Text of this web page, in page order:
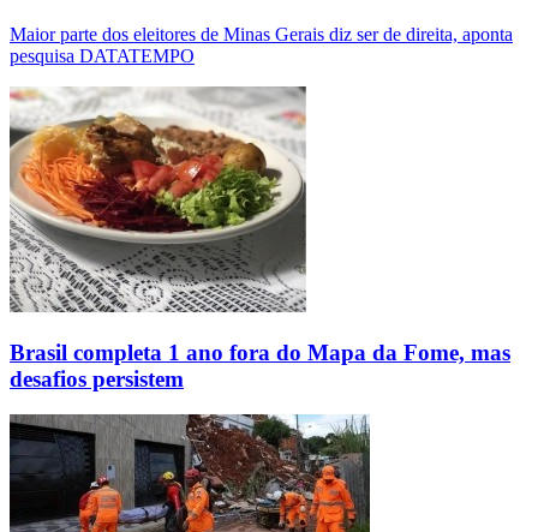
Maior parte dos eleitores de Minas Gerais diz ser de direita, aponta
pesquisa DATATEMPO
Brasil completa 1 ano fora do Mapa da Fome, mas
desafios persistem